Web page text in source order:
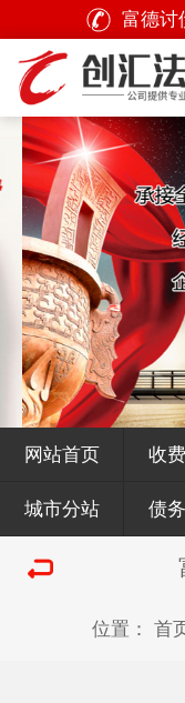
富德讨
网站首页 收
城市分站 债
位置： 首